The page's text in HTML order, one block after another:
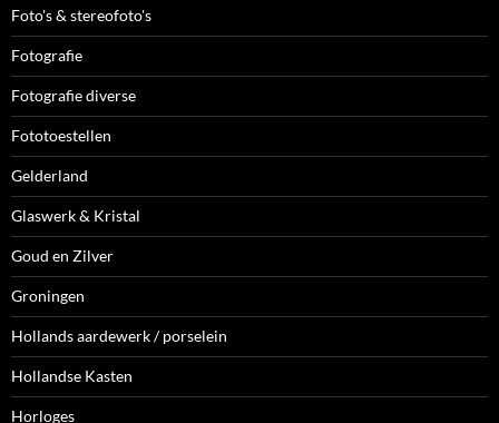
Foto's & stereofoto's
Fotografie
Fotografie diverse
Fototoestellen
Gelderland
Glaswerk & Kristal
Goud en Zilver
Groningen
Hollands aardewerk / porselein
Hollandse Kasten
Horloges